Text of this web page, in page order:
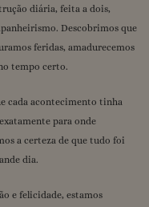
diária, feita a dois,
Descobrimos que
feridas, amadurecemos
tempo certo.
cada acontecimento tinha
para onde
a certeza de que tudo foi
dia.
e felicidade, estamos